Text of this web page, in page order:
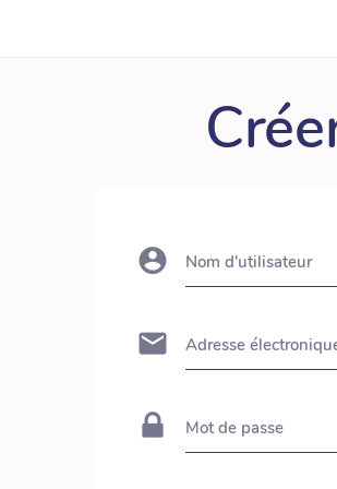
Nom d'utilisateur
Adresse
Mot de passe